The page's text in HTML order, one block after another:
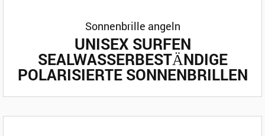
Sonnenbrille angeln
UNISEX SURFEN
SEALWASSERBESTÄNDIGE
POLARISIERTE SONNENBRILLEN